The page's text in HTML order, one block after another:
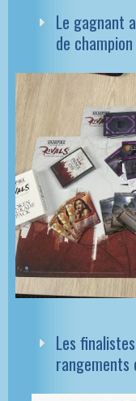
Le gagnant
de champion
Les
rangements